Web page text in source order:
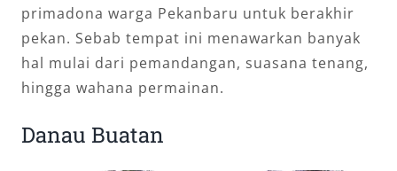
primadona warga Pekanbaru untuk berakhir
pekan. Sebab tempat ini menawarkan banyak
hal mulai dari pemandangan, suasana tenang,
hingga wahana permainan.
Danau Buatan